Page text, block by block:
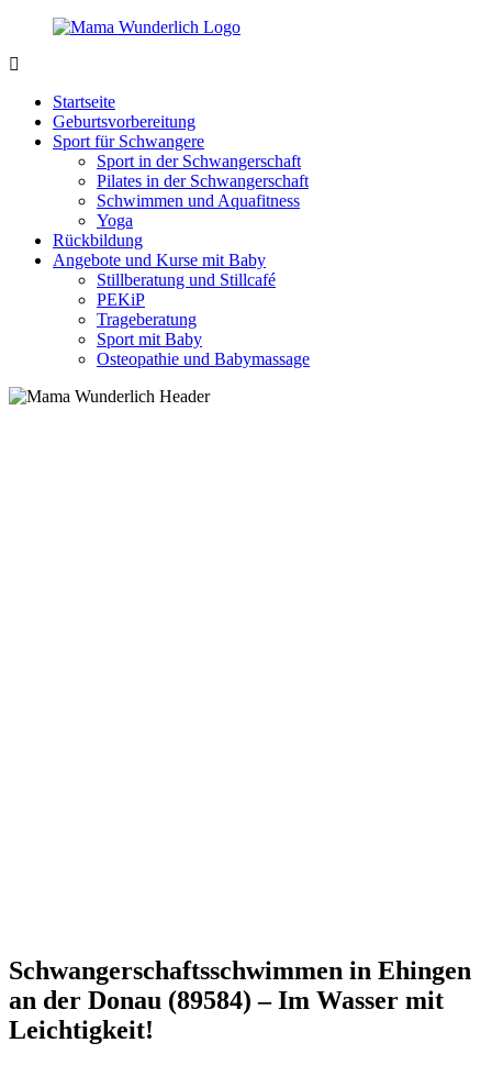
Zurück
Inhalt
sein
wunderbar!
Startseite
Geburtsvorbereitung
Sport für Schwangere
Sport in der Schwangerschaft
Pilates in der Schwangerschaft
Schwimmen und Aquafitness
Yoga
Rückbildung
Angebote und Kurse mit Baby
Stillberatung und Stillcafé
PEKiP
Trageberatung
Sport mit Baby
Osteopathie und Babymassage
Schwangerschaftsschwimmen in Ehingen
an der Donau (89584) – Im Wasser mit
Leichtigkeit!